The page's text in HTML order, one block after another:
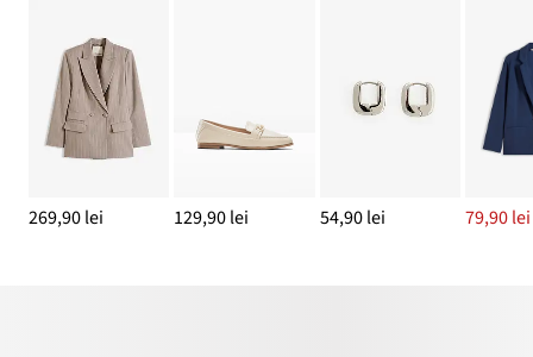
269,90 lei 129,90 lei 54,90 lei 79,90 lei